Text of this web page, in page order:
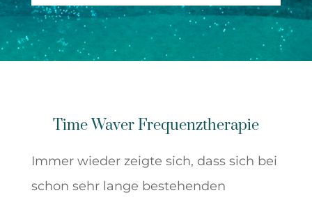
Time Waver Frequenztherapie
Immer wieder zeigte sich, dass sich bei
schon sehr lange bestehenden